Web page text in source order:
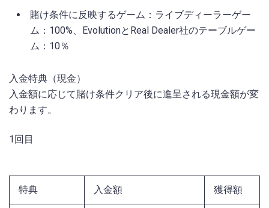
賭け条件に反映するゲーム：ライブディーラーゲー
ム：100%、EvolutionとReal Dealer社のテーブルゲー
ム：10％
入金特典（現金）
入金額に応じて賭け条件クリア後に進呈される現金額が変
わります。
1回目
特典 入金額 獲得額